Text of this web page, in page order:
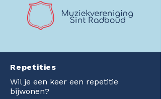
Repetities
Wil je een keer een repetitie
bijwonen?